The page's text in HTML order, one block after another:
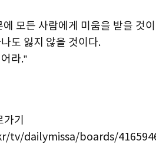
모든 사람에게 미움을 받을 것
도 잃지 않을 것이다.
라.”
기
tv/dailymissa/boards/